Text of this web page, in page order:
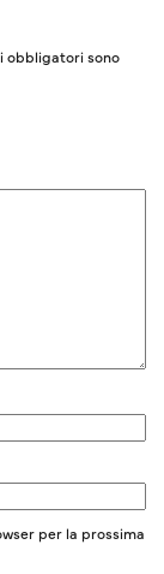
obbligatori sono
per la prossima